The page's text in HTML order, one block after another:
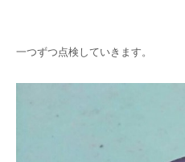
一つずつ点検していきます。